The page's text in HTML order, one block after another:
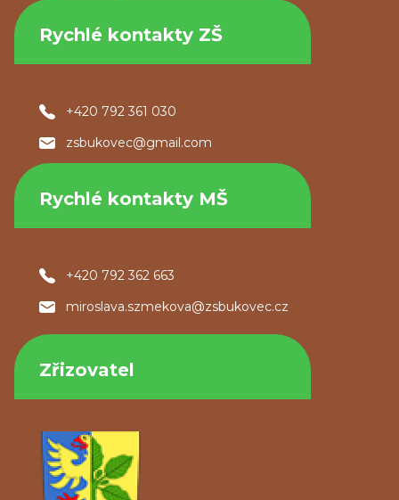
Rychlé kontakty ZŠ
+420 792 361 030
zsbukovec@gmail.com
Rychlé kontakty MŠ
+420 792 362 663
miroslava.szmekova@zsbukovec.cz
Zřizovatel